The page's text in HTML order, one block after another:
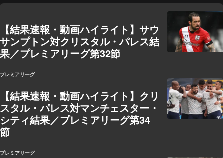
【結果速報・動画ハイライト】サウ
サンプトン対クリスタル・パレス結
果／プレミアリーグ第32節
プレミアリーグ
【結果速報・動画ハイライト】クリ
スタル・パレス対マンチェスター・
シティ結果／プレミアリーグ第34
節
プレミアリーグ